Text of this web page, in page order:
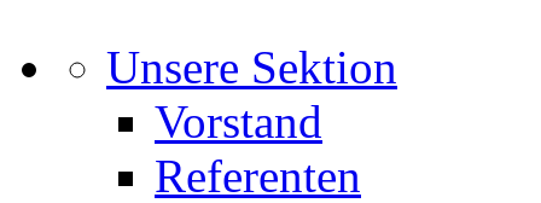
Unsere Sektion
Vorstand
Referenten